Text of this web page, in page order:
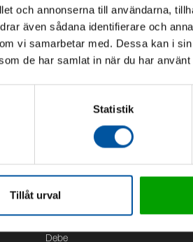
och annonserna till användarna,
även sådana identifierare och
vi samarbetar med. Dessa kan i
de har samlat in när du har
Statistik
Tillåt urval
Kontor
Debe